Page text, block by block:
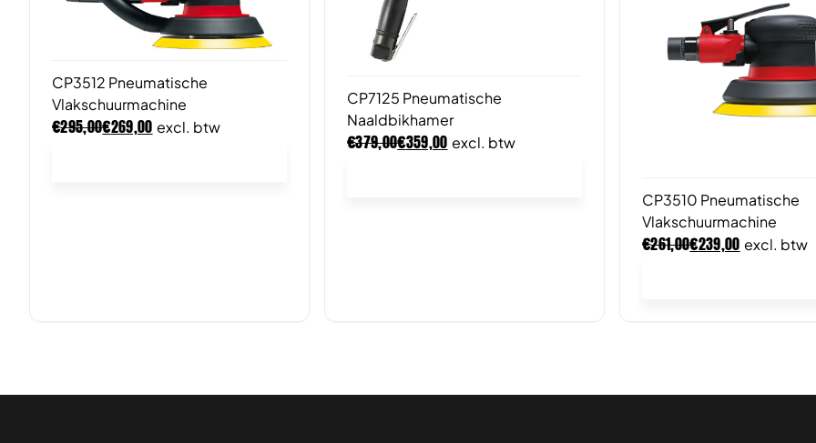
CP3512 Pneumatische
Vlakschuurmachine
€295,00€269,00 excl. btw
CP7125 Pneumatische
Naaldbikhamer
€379,00€359,00 excl. btw
CP3510 Pneumatische
Vlakschuurmachine
€261,00€239,00 excl. btw